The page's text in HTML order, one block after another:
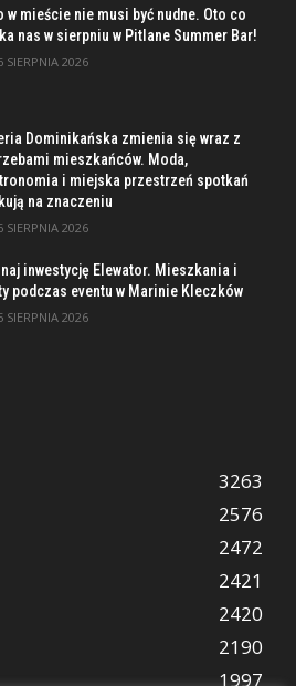
w mieście nie musi być nudne. Oto co
nas w sierpniu w Pitlane Summer Bar!
SIERPNIA 2026
Dominikańska zmienia się wraz z
mieszkańców. Moda,
i miejska przestrzeń spotkań
na znaczeniu
SIERPNIA 2026
inwestycję Elewator. Mieszkania i
podczas eventu w Marinie Kleczków
SIERPNIA 2026
3263
2576
2472
2421
2420
2190
1997